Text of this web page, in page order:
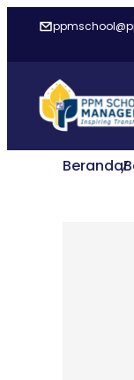
Beranda